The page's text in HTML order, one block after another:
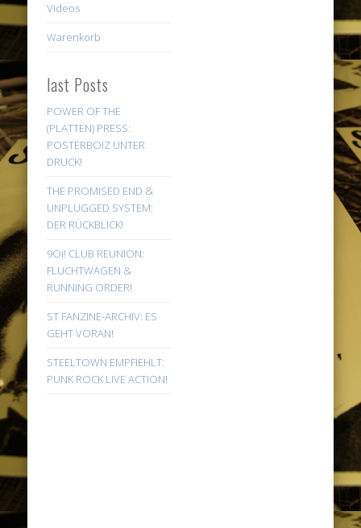
Videos
Warenkorb
last Posts
POWER OF THE
(PLATTEN) PRESS:
POSTERBOIZ UNTER
DRUCK!
THE PROMISED END &
UNPLUGGED SYSTEM:
DER RÜCKBLICK!
9Oi! CLUB REUNION:
FLUCHTWAGEN &
RUNNING ORDER!
ST FANZINE-ARCHIV: ES
GEHT VORAN!
STEELTOWN EMPFIEHLT:
PUNK ROCK LIVE ACTION!